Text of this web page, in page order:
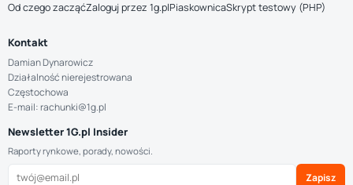
Od czego zacząćZaloguj przez 1g.plPiaskownicaSkrypt testowy (PHP)
Kontakt
Damian Dynarowicz
Działalność nierejestrowana
Częstochowa
E-mail: rachunki@1g.pl
Newsletter 1G.pl Insider
Raporty rynkowe, porady, nowości.
Zapisz